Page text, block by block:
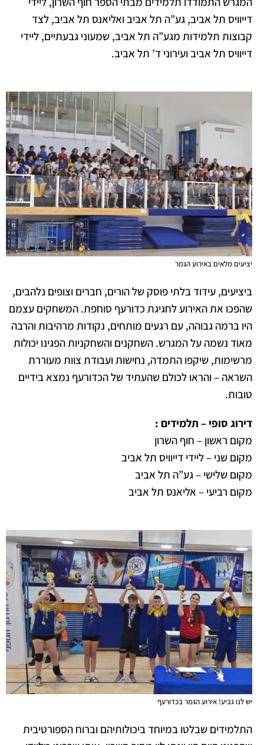
דייוויס תל אביב, גע”ה תל אביב ואליאנס תל אביב, לצד
קבוצות תלמידות מגע”ה תל אביב, שמעוני גבעתיים, ליידי
דייוויס תל אביב ועירוני ד’ תל אביב.
יציעים מלאים באירוע הגמר
ביציעים, עידוד בלתי פוסק של הורים, חברים וצופים נלהבים,
שהפכו את האירוע לחגיגת כדורעף סוחפת. המשחקים עצמם
היו ברמה גבוהה, עם רגעים מותחים, נקודות מרהיבות והרבה
מאוד נשמה על המגרש. השחקנים והשחקניות הפגינו יכולות
מרשימות, שיקפו התמדה, נחישות ועבודת צוות מעוררת
השראה – והראו לכולם שהעתיד של הכדורעף נמצא בידיים
טובות.
דירוג סופי – תלמידים :
מקום ראשון – חוף השרון
מקום שני – ליידי דייוויס תל אביב
מקום שלישי – גע”ה תל אביב
מקום רביעי – אליאנס תל אביב
יש לנו גביע! אירוע הגמר בכדורעף
התלמידים שבלטו במיוחד ביכולותיהם וברוח הספורטיבית